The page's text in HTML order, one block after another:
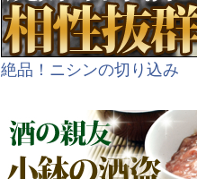
絶品！ニシンの切り込み